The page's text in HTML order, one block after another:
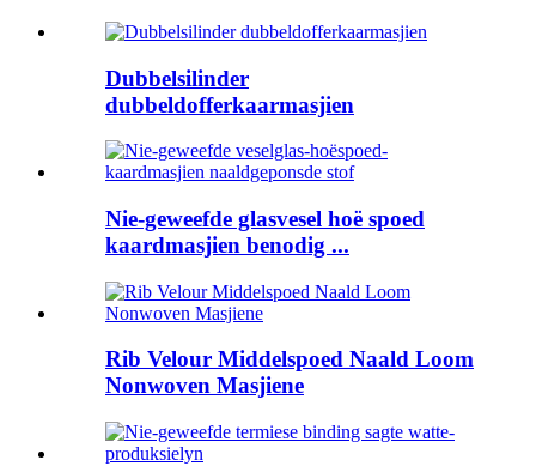
Dubbelsilinder
dubbeldofferkaarmasjien
Nie-geweefde glasvesel hoë spoed
kaardmasjien benodig ...
Rib Velour Middelspoed Naald Loom
Nonwoven Masjiene